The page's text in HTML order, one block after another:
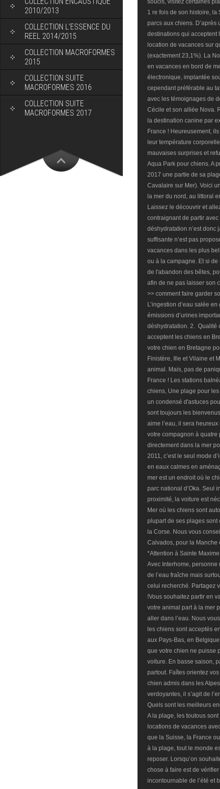
2010/2013
COLLECTION L’ESSENCE DU
REEL 2014/2015
COLLECTION MACROFORMES
2015
COLLECTION SUITE
MACROFORMES 2016
COLLECTION SUITE
MACROFORMES 2017